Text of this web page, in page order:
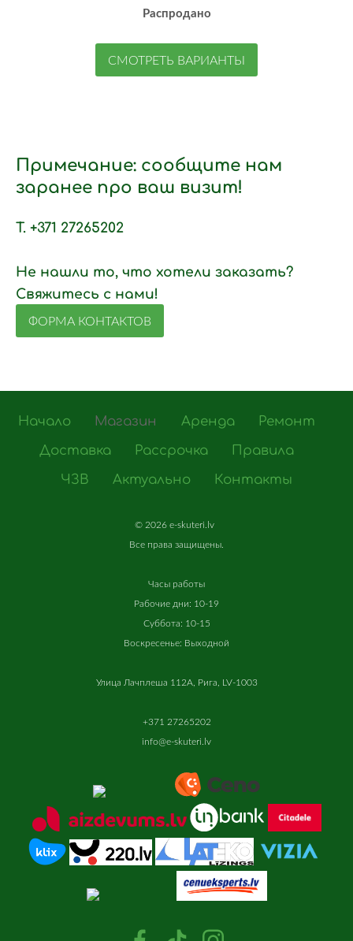
Примечание: сообщите нам
заранее про ваш визит!
T. +371 27265202
Не нашли то, что хотели заказать?
Свяжитесь с нами!
ФОРМА КОНТАКТОВ
Распродано
СМОТРЕТЬ ВАРИАНТЫ
Начало Магазин Аренда
Ремонт
Доставка
Рассрочка
Правила
ЧЗВ
Актуально Контакты
© 2026 e-skuteri.lv
Все права защищены
Часы работы
Рабочие дни: 10-19
Суббота: 10-15
Воскресенье: Выходной
Улица Лачплеша 112A, Рига, LV-1003
+371 27265202
info@e-skuteri.lv